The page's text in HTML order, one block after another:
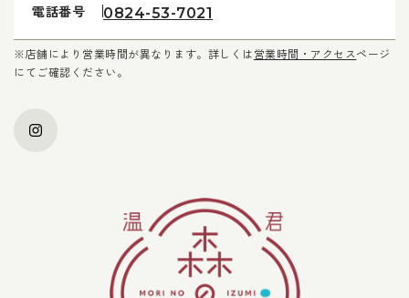
電話番号 0824-53-7021
※店舗により営業時間が異なります。詳しくは営業時間・アクセスページ
にてご確認ください。